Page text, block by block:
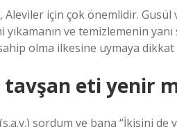
Aleviler için çok önemlidir.
yıkamanın ve temizlemenin
olma ilkesine uymaya dikkat
tavşan eti yenir
sordum ve bana “İkisini de